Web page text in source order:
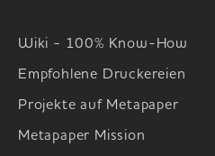
Wiki - 100% Know-How
Empfohlene Druckereien
Projekte auf Metapaper
Metapaper Mission